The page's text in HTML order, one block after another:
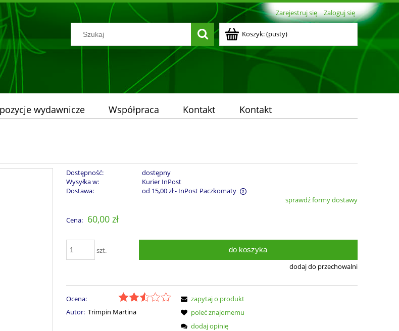
Zarejestruj się Zaloguj się
Koszyk:(pusty)
wydawnicze Współpraca Kontakt Kontakt
Dostępność:
dostępny
Wysyłka w:
Kurier InPost
Dostawa:
od 15,00 zł- InPost Paczkomaty
płatności
sprawdź formy dostawy
Cena: 60,00 zł
szt. do koszyka
dodaj do przechowalni
Ocena:
Autor: Trimpin Martina
zapytaj o produkt
poleć znajomemu
dodaj opinię